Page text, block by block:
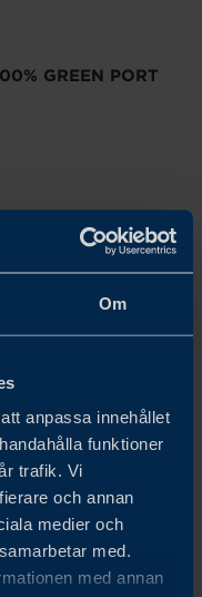
Om
anpassa innehållet
funktioner
trafik. Vi
och annan
medier och
med.
med annan
GREEN PORT